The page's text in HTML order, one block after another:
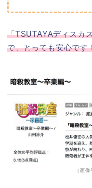
「TSUTAYAディスカ
で、とっても安心です
（画